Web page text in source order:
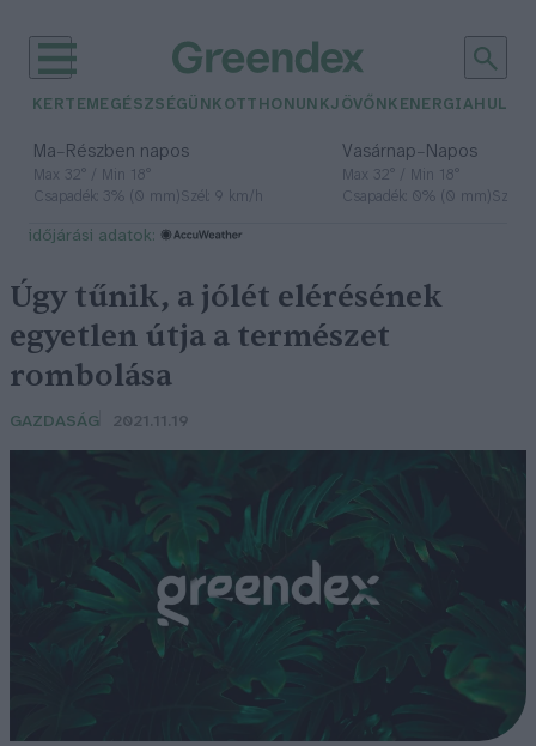
KERTEM EGÉSZSÉGÜNK OTTHONUNKJÖVŐNK ENERGIA
Ma– Részben napos
Max 32° / Min 18°
Csapadék: 3% (0 mm)Szél: 9 km/h
Vasárnap– Napos
Max 32° / Min 18°
Csapadék: 0% (0 mm)Szél:
időjárási adatok:
Úgy tűnik, a jólét elérésének
egyetlen útja a természet
rombolása
GAZDASÁG 2021.11.19